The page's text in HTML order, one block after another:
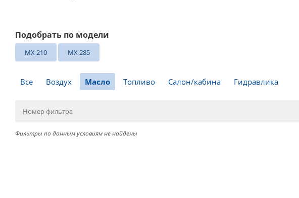
Подобрать по модели
MX 210 MX 285
Все Воздух Масло Топливо Салон/кабина Гидравлика
Фильтры по данным условиям не найдены